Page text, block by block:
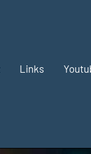
Links